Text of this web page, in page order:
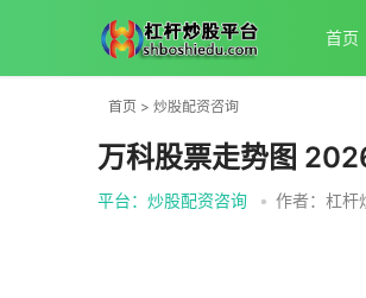
首页
首页 > 炒股配资咨询
万科股票走势图
平台：炒股配资咨询 • 作者：杠杆